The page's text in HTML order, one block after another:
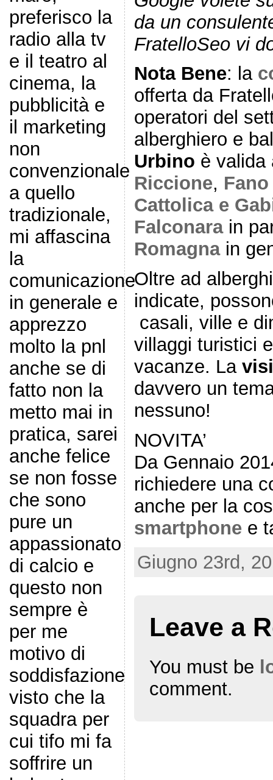
preferisco la
radio alla tv
e il teatro al
cinema, la
pubblicità e
il marketing
non
convenzionale
a quello
tradizionale,
mi affascina
la
comunicazione
in generale e
apprezzo
molto la pnl
anche se di
fatto non la
metto mai in
pratica, sarei
anche felice
se non fosse
che sono
pure un
appassionato
di calcio e
questo non
sempre è
per me
motivo di
soddisfazione
visto che la
squadra per
cui tifo mi fa
soffrire un
da un
FratelloSeo vi
Nota Bene: la
offerta da
operatori del
alberghiero e
Urbino è
Riccione,
Cattolica e
Falconarain
Romagnain
Oltre ad
indicate,
casali, ville e
villaggi turistici
vacanze. La
davvero un
nessuno!
NOVITA’
Da Gennaio
richiedere una
anche per la
smartphone e
Giugno 23rd,
Leave a
You must be
comment.